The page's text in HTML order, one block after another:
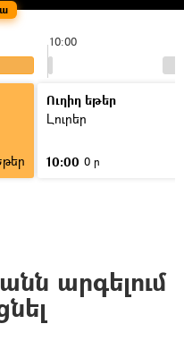
10:00
Ուղիղ եթեր
Լուրեր
10:00 0 ր
արգելում